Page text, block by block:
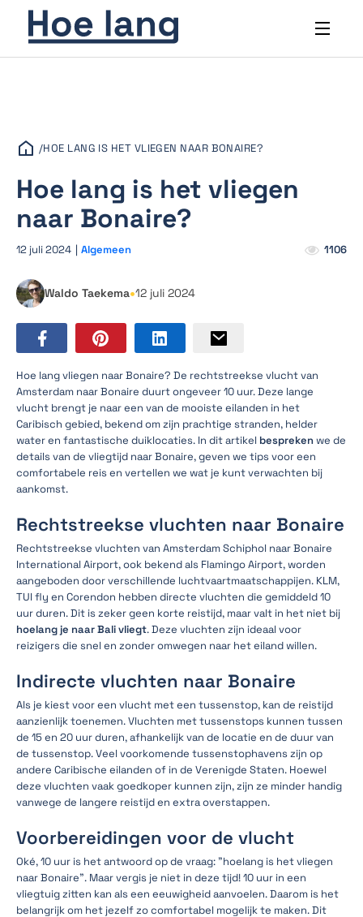
/HOE LANG IS HET VLIEGEN NAAR BONAIRE?
Hoe lang is het vliegen
naar Bonaire?
12 juli 2024 | Algemeen 1106
Waldo Taekema•12 juli 2024
Hoe lang vliegen naar Bonaire? De rechtstreekse vlucht van
Amsterdam naar Bonaire duurt ongeveer 10 uur. Deze lange
vlucht brengt je naar een van de mooiste eilanden in het
Caribisch gebied, bekend om zijn prachtige stranden, helder
water en fantastische duiklocaties. In dit artikel besprekenwe de
details van de vliegtijd naar Bonaire, geven we tips voor een
comfortabele reis en vertellen we wat je kunt verwachten bij
aankomst.
Rechtstreekse vluchten naar Bonaire
Rechtstreekse vluchten van Amsterdam Schiphol naar Bonaire
International Airport, ook bekend als Flamingo Airport, worden
aangeboden door verschillende luchtvaartmaatschappijen. KLM,
TUI fly en Corendon hebben directe vluchten die gemiddeld 10
uur duren. Dit is zeker geen korte reistijd, maar valt in het niet bij
hoelang je naar Bali vliegt. Deze vluchten zijn ideaal voor
reizigers die snel en zonder omwegen naar het eiland willen.
Indirecte vluchten naar Bonaire
Als je kiest voor een vlucht met een tussenstop, kan de reistijd
aanzienlijk toenemen. Vluchten met tussenstops kunnen tussen
de 15 en 20 uur duren, afhankelijk van de locatie en de duur van
de tussenstop. Veel voorkomende tussenstophavens zijn op
andere Caribische eilanden of in de Verenigde Staten. Hoewel
deze vluchten vaak goedkoper kunnen zijn, zijn ze minder handig
vanwege de langere reistijd en extra overstappen.
Voorbereidingen voor de vlucht
Oké, 10 uur is het antwoord op de vraag: "hoelang is het vliegen
naar Bonaire". Maar vergis je niet in deze tijd! 10 uur in een
vliegtuig zitten kan als een eeuwigheid aanvoelen. Daarom is het
belangrijk om het jezelf zo comfortabel mogelijk te maken. Dit